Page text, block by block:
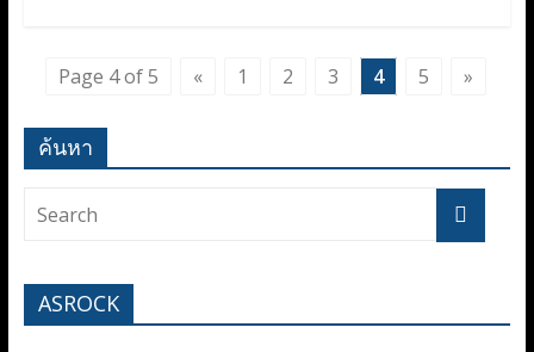
Page 4 of 5 « 1 2 3 4 5 »
ค้นหา
ASROCK